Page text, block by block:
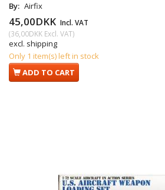
By: Airfix
45,00DKK Incl. VAT
(36,00DKK Excl. VAT)
excl. shipping
Only 1 item(s) left in stock
ADD TO CART